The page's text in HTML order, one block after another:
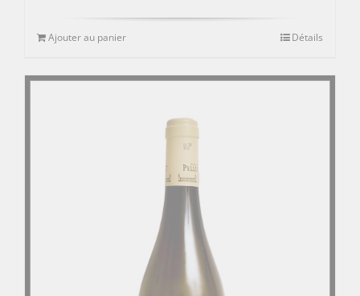
Ajouter au panier Détails